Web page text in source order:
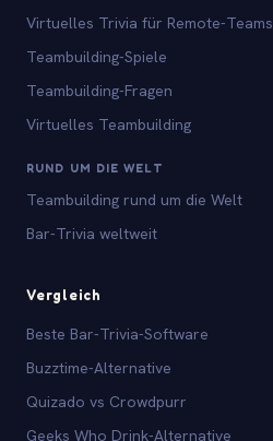
Virtuelles Trivia für Remote-Teams
Teambuilding-Spiele
Teambuilding-Fragen
Virtuelles Teambuilding
RUND UM DIE WELT
Teambuilding rund um die Welt
Bar-Trivia weltweit
Vergleich
Beste Bar-Trivia-Software
Buzztime-Alternative
Quizado vs Crowdpurr
Geeks Who Drink-Alternative